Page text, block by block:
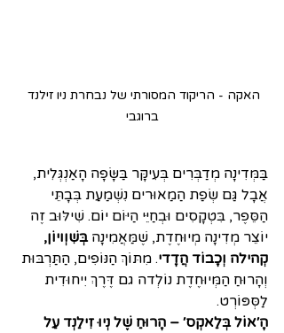
האקה - הריקוד המסורתי של נבחרת ניו זילנד
ברוגבי
בַּמְּדִינָה מְדַבְּרִים בְּעִיקָּר בַּשָּׂפָה הָאַנְגְּלִית,
אֲבָל גַּם שְׂפַת הַמַאוּרים נִשְׁמַעַת בְּבָתֵּי
הַסֵּפֶר, בִּטְקָסִים וּבְחַיֵּי הַיּוֹם יוֹם. שִׁילּוּב זֶה
יוֹצֵר מְדִינָה מְיוּחֶדֶת, שֶׁמַּאֲמִינָה בְּשִׁוְויוֹן,
קְהילה וְכָבוֹד הֲדָדי. מִתּוֹךְ הַנּוֹפִים, הַתַּרְבּוּת
וְהָרוּחַ הַמְּיוּחֶדֶת נוֹלְדה גם דֶּרֶךְ יִיחוּדִית
לַסְּפּוֹרְט.
הָ׳אוֺל בְּלַאקְס׳ – הָרוּחַ שֶׁל נְיוּ זִילַנְד עַל